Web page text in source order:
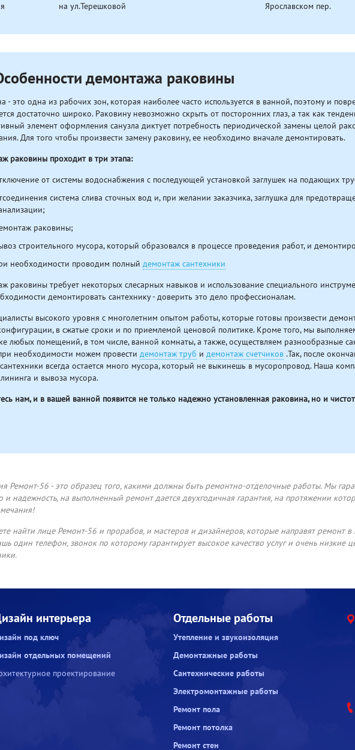
на ул.Терешковой
Ярославском пер.
демонтажа раковины
- это одна из рабочих зон, которая наиболее часто используется в ванной, поэтому и
достаточно широко. Раковину невозможно скрыть от посторонних глаз, а так как
элемент оформления санузла диктует потребность периодической замены целой
Для того чтобы произвести замену раковину, ее необходимо вначале демонтировать.
раковины проходит в три этапа:
от системы водоснабжения с последующей установкой заглушек на подающих
система слива сточных вод и, при желании заказчика, заглушка для
раковины;
строительного мусора, который образовался в процессе проведения работ, и
необходимости проводим полный демонтаж сантехники
раковины требует некоторых слесарных навыков и использование специального
демонтировать сантехнику - доверить это дело профессионалам.
высокого уровня с многолетним опытом работы, которые готовы произвести
в сжатые сроки и по приемлемой ценовой политике. Кроме того, мы
любых помещений, в том числе, ванной комнаты, а также, осуществляем разнообразные
необходимости можем провести демонтаж труб и демонтаж счетчиков .Так, после
всегда остается много мусора, который не выкинешь в мусоропровод. Наша
и вывоза мусора.
нам, и в вашей ванной появится не только надежно установленная раковина, но и
Ремонт-56 - это образец того, какими должны быть ремонтно-отделочные работы. Мы
и надежность, на выполненный ремонт дается двухгодичная гарантия, на протяжении
найти лице Ремонт-56 и прорабов, и мастеров и дизайнеров, которые направят ремонт в
один телефон, звонок по которому гарантирует высокое качество услуг и очень низкие
интерьера
под ключ
отдельных помещений
проектирование
Отдельные работы
Утепление и звукоизоляция
Демонтажные работы
Сантехнические работы
Электромонтажные работы
Ремонт пола
Ремонт потолка
Ремонт стен